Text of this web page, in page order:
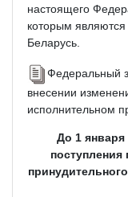
настоящего
которым являются
Беларусь.
Федеральный
внесении
исполнительном
До 1 января